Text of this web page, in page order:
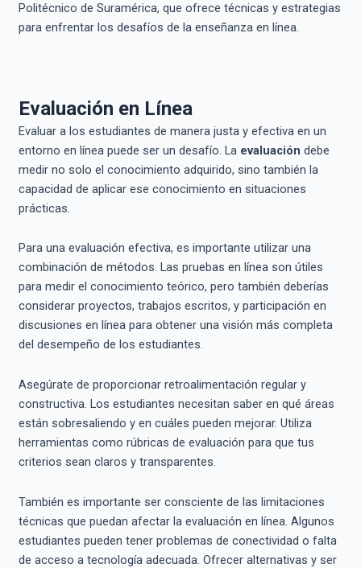
Politécnico de Suramérica, que ofrece técnicas y estrategias
para enfrentar los desafíos de la enseñanza en línea.
Evaluación en Línea
Evaluar a los estudiantes de manera justa y efectiva en un
entorno en línea puede ser un desafío. La evaluación debe
medir no solo el conocimiento adquirido, sino también la
capacidad de aplicar ese conocimiento en situaciones
prácticas.
Para una evaluación efectiva, es importante utilizar una
combinación de métodos. Las pruebas en línea son útiles
para medir el conocimiento teórico, pero también deberías
considerar proyectos, trabajos escritos, y participación en
discusiones en línea para obtener una visión más completa
del desempeño de los estudiantes.
Asegúrate de proporcionar retroalimentación regular y
constructiva. Los estudiantes necesitan saber en qué áreas
están sobresaliendo y en cuáles pueden mejorar. Utiliza
herramientas como rúbricas de evaluación para que tus
criterios sean claros y transparentes.
También es importante ser consciente de las limitaciones
técnicas que puedan afectar la evaluación en línea. Algunos
estudiantes pueden tener problemas de conectividad o falta
de acceso a tecnología adecuada. Ofrecer alternativas y ser